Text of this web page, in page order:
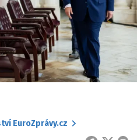
EuroZprávy.cz